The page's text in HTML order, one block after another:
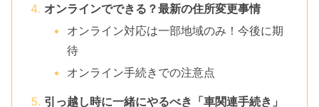
オンラインでできる？最新の住所変更事情
オンライン対応は一部地域のみ！今後に期
待
オンライン手続きでの注意点
引っ越し時に一緒にやるべき「車関連手続き」